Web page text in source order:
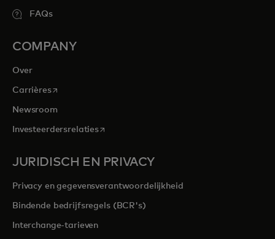
FAQs
COMPANY
Over
Carrièresopens in a new tab
Newsroom
Investeerdersrelatiesopens in a new tab
JURIDISCH EN PRIVACY
Privacy en gegevensverantwoordelijkheid
Bindende bedrijfsregels (BCR's)
Interchange-tarieven